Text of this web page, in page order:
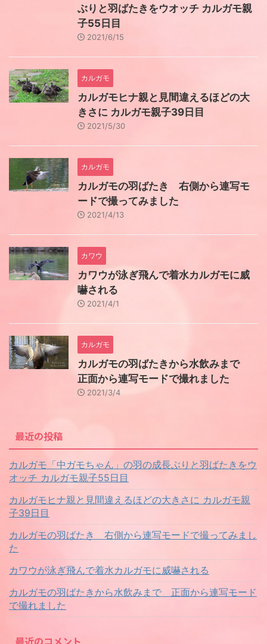
ぶりと羽ばたきをウオッチ カルガモ親
子55日目
2021/6/15
カルガモ
カルガモヒナ親と見間違えるほどの大
きさに カルガモ親子39日目
2021/5/30
カルガモ
カルガモの羽ばたき 右側から連写モ
ードで撮ってみました
2021/4/13
カワウ
カワウが泳ぎ飛んで着水カルガモに威
嚇される
2021/4/1
カルガモ
カルガモの羽ばたきから水飲みまで
正面から連写モードで撮れました
2021/3/4
最近の投稿
カルガモ「中ガモちゃん」の羽の成長ぶりと羽ばたきをウ
オッチ カルガモ親子55日目
カルガモヒナ親と見間違えるほどの大きさに カルガモ親
子39日目
カルガモの羽ばたき 右側から連写モードで撮ってみまし
た
カワウが泳ぎ飛んで着水カルガモに威嚇される
カルガモの羽ばたきから水飲みまで 正面から連写モード
で撮れました
最近のコメント